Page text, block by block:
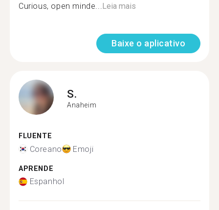
Curious, open minde...Leia mais
Baixe o aplicativo
S.
Anaheim
FLUENTE
Coreano Emoji
APRENDE
Espanhol